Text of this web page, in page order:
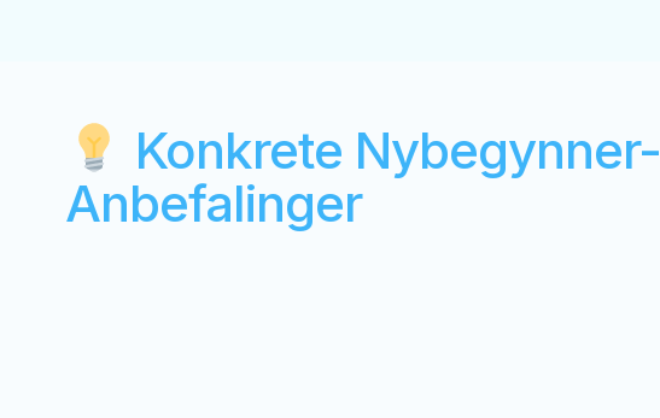
Konkrete Nybegynner-
Anbefalinger